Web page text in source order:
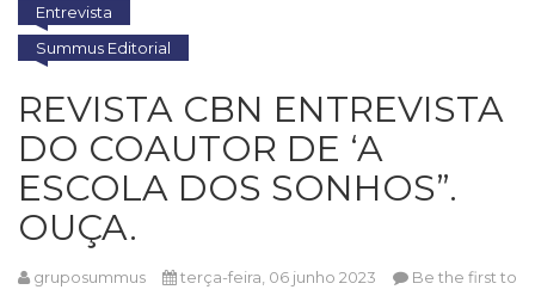
Educação
Especial
(39)
Fisioterapia
(47)
Fonoaudiologia
(54)
Gestalt-
terapia
(92)
Jornalismo
Entrevista
Summus Editorial
REVISTA CBN ENTREVISTA
DO COAUTOR DE ‘A
ESCOLA DOS SONHOS”.
OUÇA.
gruposummus terça-feira, 06 junho 2023
Be the first to